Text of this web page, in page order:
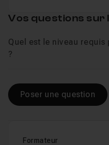
Formateur
Vos questions sur
Quel est le niveau
?
Poser une question